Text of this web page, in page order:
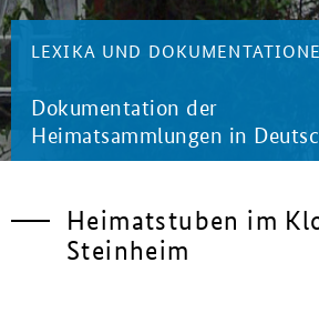
LEXIKA UND
Dokumentation der
Heimatsammlungen in
Heimatstuben im
Steinheim